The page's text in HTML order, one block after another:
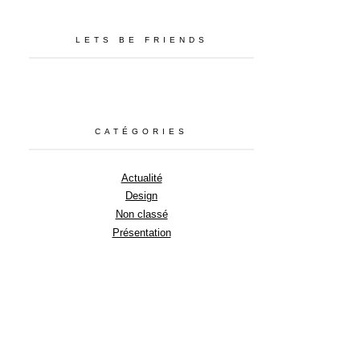
LETS BE FRIENDS
CATÉGORIES
Actualité
Design
Non classé
Présentation